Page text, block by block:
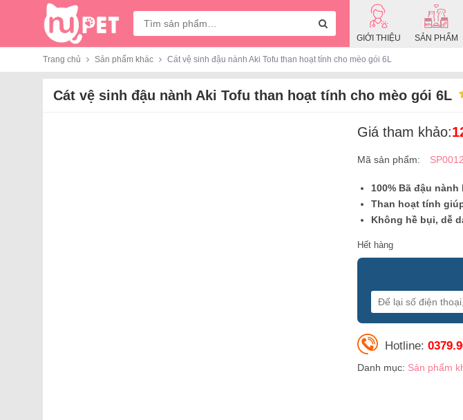
kiếm:
GIỚI THIỆU SẢN PHẨM
Trang chủ Sản phẩm khác Cát vệ sinh đậu nành Aki Tofu than hoạt tính cho mèo gói 6L
Cát vệ sinh đậu nành Aki Tofu than hoạt tính cho mèo gói 6L
Giá tham khảo:
Mã sản phẩm:
100% Bã đậu
Than hoạt tính
Không hề bụi, dễ
Hết hàng
Hotline:
Danh mục: Sản phẩm